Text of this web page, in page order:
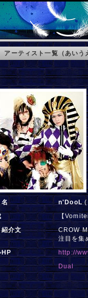
アーティスト一覧（あいう
名 n'DooL(
【
紹介文
CROW
注目を集
HP http://
Dual